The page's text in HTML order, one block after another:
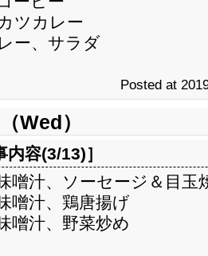
ツカレー
ー、サラダ
Posted at
Wed）
内容(3/13)］
噌汁、ソーセージ＆目玉
噌汁、鶏唐揚げ
噌汁、野菜炒め